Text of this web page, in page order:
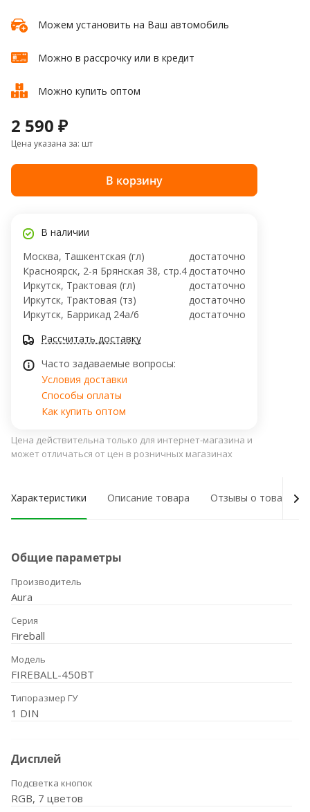
Можем установить на Ваш автомобиль
Можно в рассрочку или в кредит
Можно купить оптом
2 590 ₽
Цена указана за: шт
В корзину
В наличии
Москва, Ташкентская (гл)
достаточно
Красноярск, 2-я Брянская 38, стр.4достаточно
Иркутск, Трактовая (гл)
достаточно
Иркутск, Трактовая (тз)
достаточно
Иркутск, ​Баррикад 24а/6
достаточно
Рассчитать доставку
Часто задаваемые вопросы:
Условия доставки
Способы оплаты
Как купить оптом
Цена действительна только для интернет-магазина и
может отличаться от цен в розничных магазинах
Характеристики Описание товара Отзывы о товаре
Общие параметры
Производитель
Aura
Серия
Fireball
Модель
FIREBALL-450BT
Типоразмер ГУ
1 DIN
Дисплей
Подсветка кнопок
RGB, 7 цветов